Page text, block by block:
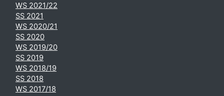
WS 2021/22
SS 2021
WS 2020/21
SS 2020
WS 2019/20
SS 2019
WS 2018/19
SS 2018
WS 2017/18